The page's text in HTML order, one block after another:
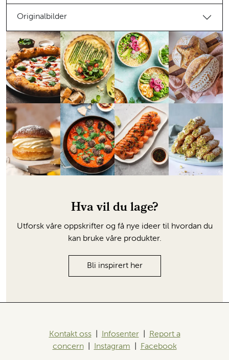
Originalbilder
Hva vil du lage?
Utforsk våre oppskrifter og få nye ideer til hvordan du
kan bruke våre produkter.
Bli inspirert her
Kontakt oss| Infosenter| Report a
concern| Instagram Facebook